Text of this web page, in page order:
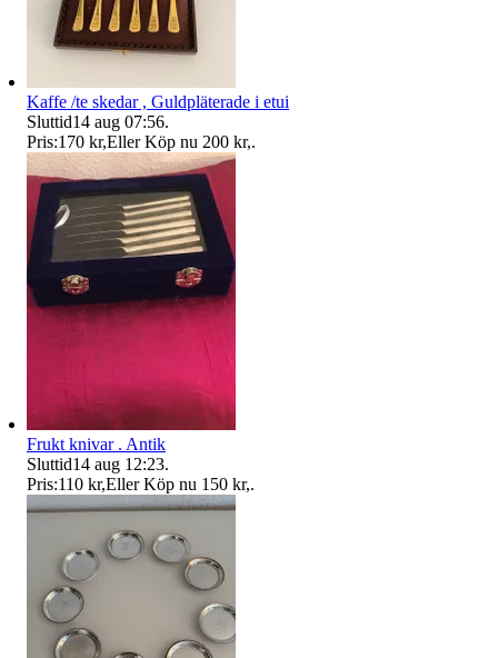
Kaffe /te skedar , Guldpläterade i etui
Sluttid14 aug 07:56.
Pris:170 kr,Eller Köp nu 200 kr,.
Frukt knivar . Antik
Sluttid14 aug 12:23.
Pris:110 kr,Eller Köp nu 150 kr,.